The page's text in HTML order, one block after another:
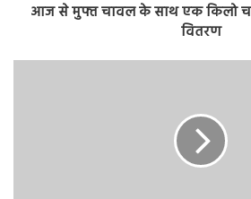
आज से मुफ्त चावल के साथ एक किलो
वितरण